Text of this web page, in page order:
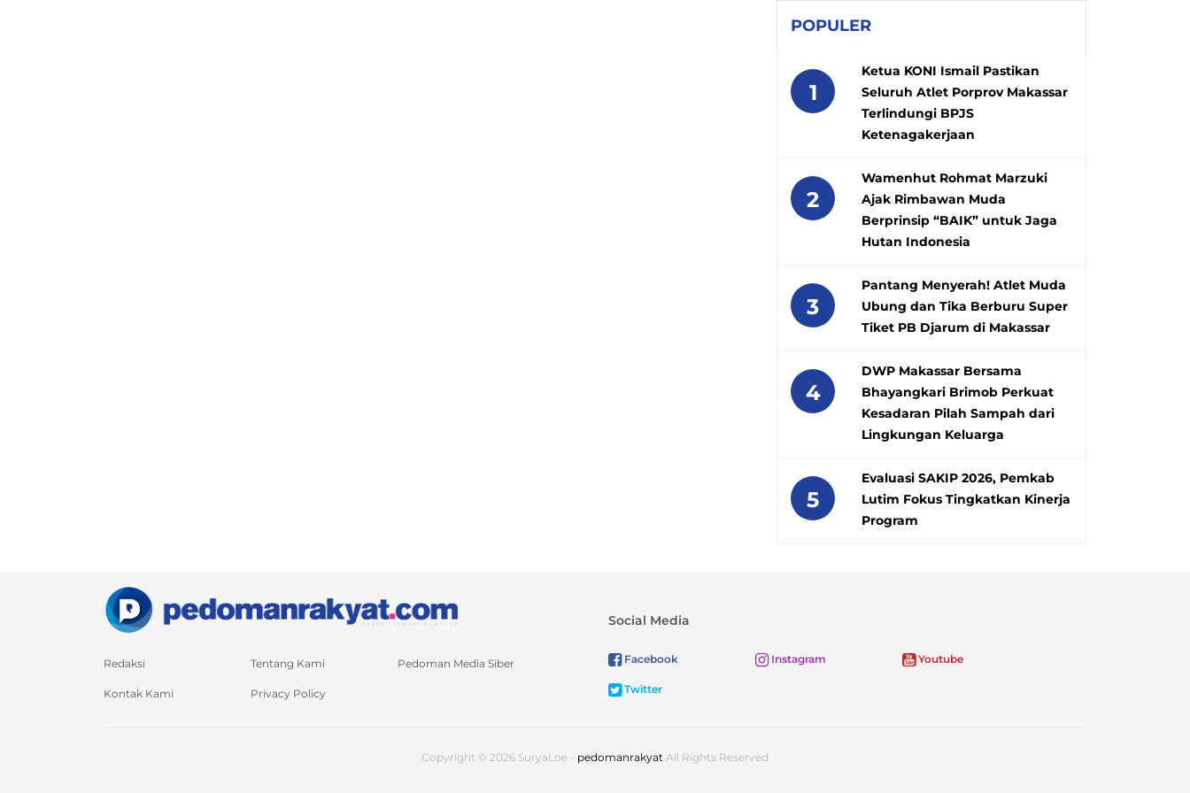
POPULER
1
Ketua KONI Ismail Pastikan
Seluruh Atlet Porprov Makassar
Terlindungi BPJS
Ketenagakerjaan
2
Wamenhut Rohmat Marzuki
Ajak Rimbawan Muda
Berprinsip “BAIK” untuk Jaga
Hutan Indonesia
3
Pantang Menyerah! Atlet Muda
Ubung dan Tika Berburu Super
Tiket PB Djarum di Makassar
4
DWP Makassar Bersama
Bhayangkari Brimob Perkuat
Kesadaran Pilah Sampah dari
Lingkungan Keluarga
5
Evaluasi SAKIP 2026, Pemkab
Lutim Fokus Tingkatkan Kinerja
Program
Redaksi Tentang Kami Pedoman Media Siber
Kontak Kami Privacy Policy
Social Media
Facebook Instagram Youtube
Twitter
Copyright © 2026 SuryaLoe - pedomanrakyat All Rights Reserved